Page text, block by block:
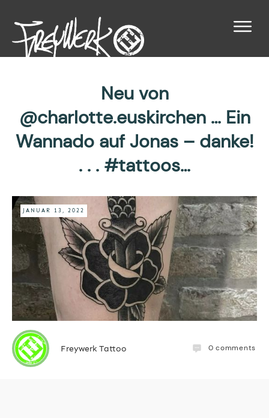
Neu von
@charlotte.euskirchen … Ein
Wannado auf Jonas – danke!
. . . #tattoos…
JANUAR 13, 2022
Freywerk Tattoo 0 comments